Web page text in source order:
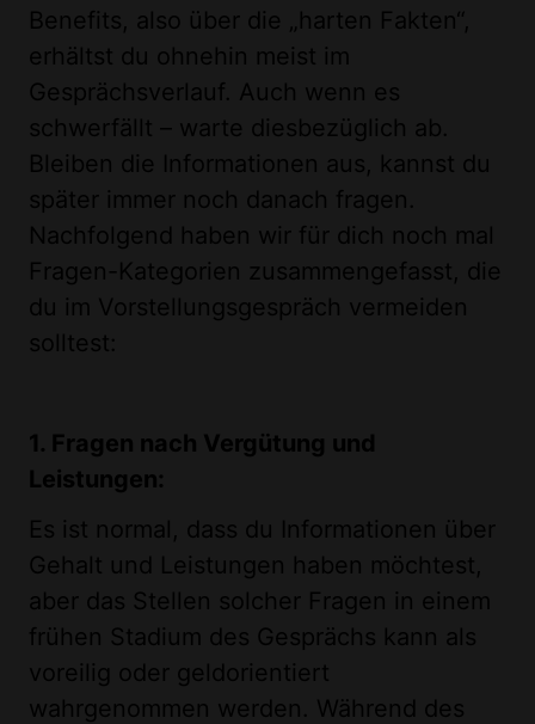
Benefits, also über die „harten Fakten“,
erhältst du ohnehin meist im
Gesprächsverlauf. Auch wenn es
schwerfällt – warte diesbezüglich ab.
Bleiben die Informationen aus, kannst du
später immer noch danach fragen.
Nachfolgend haben wir für dich noch mal
Fragen-Kategorien zusammengefasst, die
du im Vorstellungsgespräch vermeiden
solltest:
1. Fragen nach Vergütung und
Leistungen:
Es ist normal, dass du Informationen über
Gehalt und Leistungen haben möchtest,
aber das Stellen solcher Fragen in einem
frühen Stadium des Gesprächs kann als
voreilig oder geldorientiert
wahrgenommen werden. Während des